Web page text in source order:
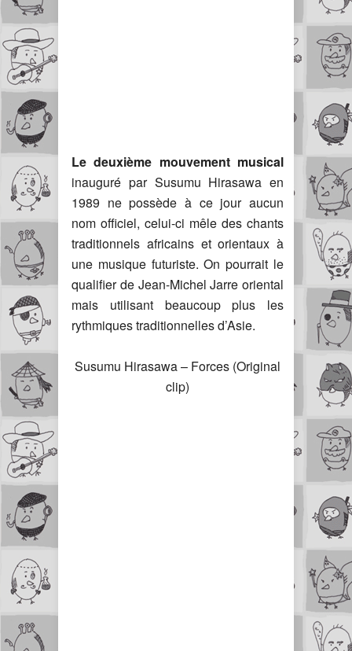
Le deuxième mouvement musical
inauguré par Susumu Hirasawa en
1989 ne possède à ce jour aucun
nom officiel, celui-ci mêle des chants
traditionnels africains et orientaux à
une musique futuriste. On pourrait le
qualifier de Jean-Michel Jarre oriental
mais utilisant beaucoup plus les
rythmiques traditionnelles d’Asie.
Susumu Hirasawa – Forces (Original
clip)